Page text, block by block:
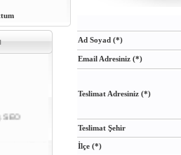
Ad Soyad (*)
Email Adresiniz (*)
Teslimat Adresiniz (*)
Teslimat Şehir
İlçe (*)